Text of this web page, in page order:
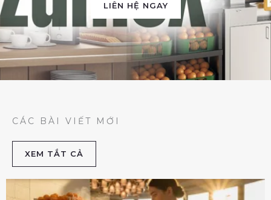
LIÊN HỆ NGAY
CÁC BÀI VIẾT MỚI
XEM TẮT CẢ